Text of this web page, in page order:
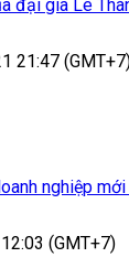
đại gia Lê
21:47
nghiệp
(GMT+7)